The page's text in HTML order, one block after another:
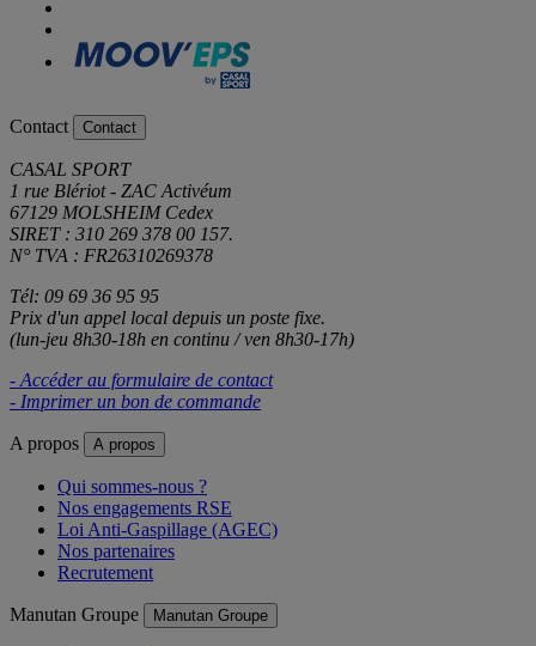
Contact Contact
CASAL SPORT
1 rue Blériot - ZAC Activéum
67129 MOLSHEIM Cedex
SIRET : 310 269 378 00 157.
N° TVA : FR26310269378
Tél: 09 69 36 95 95
Prix d'un appel local depuis un poste fixe.
(lun-jeu 8h30-18h en continu / ven 8h30-17h)
- Accéder au formulaire de contact
- Imprimer un bon de commande
A propos A propos
Qui sommes-nous ?
Nos engagements RSE
Loi Anti-Gaspillage (AGEC)
Nos partenaires
Recrutement
Manutan Groupe Manutan Groupe